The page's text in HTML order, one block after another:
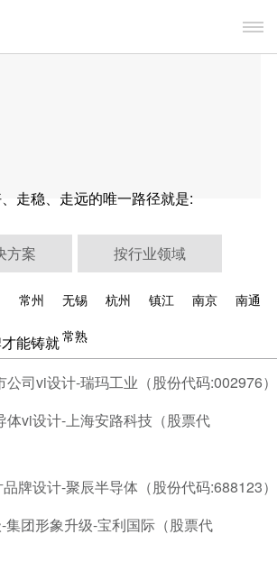
走稳、走远的唯一路径就是:
能铸就成
方案 按行业领域
常州 无锡 杭州 镇江 南京
南通
常熟